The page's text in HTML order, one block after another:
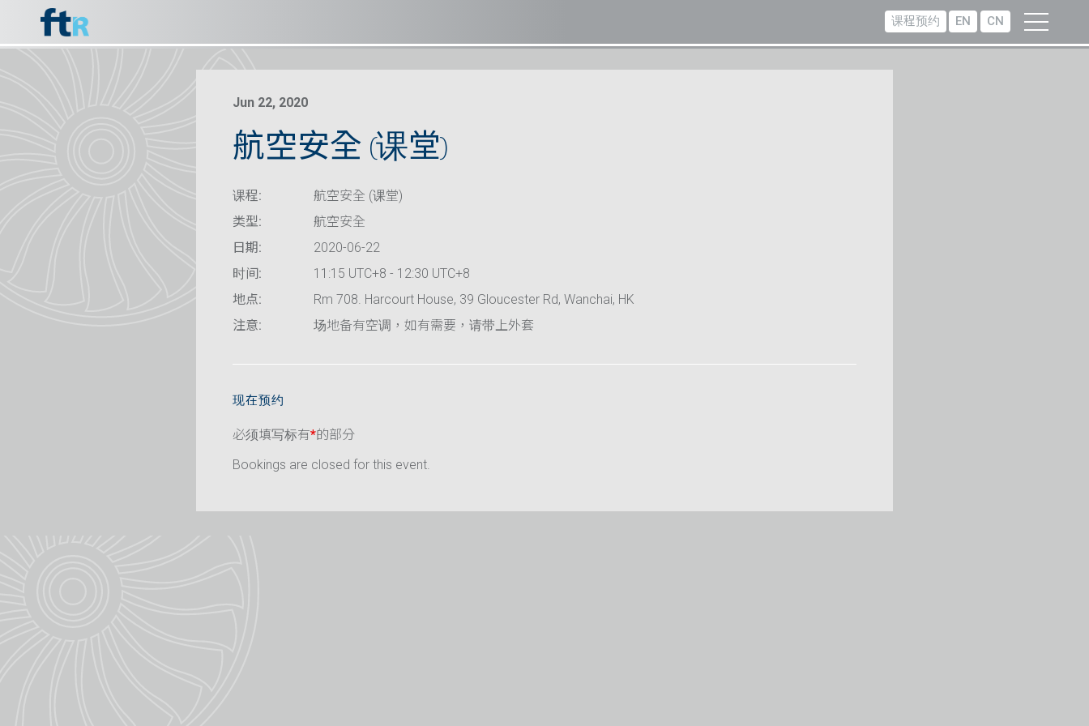
课程预约 EN CN
Jun 22, 2020
航空安全 (课堂)
课程:
航空安全 (课堂)
类型:
航空安全
日期:
2020-06-22
时间:
11:15 UTC+8 - 12:30 UTC+8
地点:
Rm 708. Harcourt House, 39 Gloucester Rd, Wanchai, HK
注意:
场地备有空调，如有需要，请带上外套
现在预约
必须填写标有*的部分
Bookings are closed for this event.